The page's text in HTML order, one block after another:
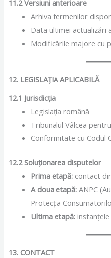
11.2 Versiuni anterioare
Arhiva termenilor
Data ultimei actualizări
Modificările majore cu
12. LEGISLAȚIA APLICABILĂ
12.1 Jurisdicția
Legislația română
Tribunalul Vâlcea
Conformitate cu Codul
12.2 Soluționarea disputelor
Prima etapă:contact
A doua etapă:ANPC
Protecția
Ultima etapă:instanțele
13. CONTACT